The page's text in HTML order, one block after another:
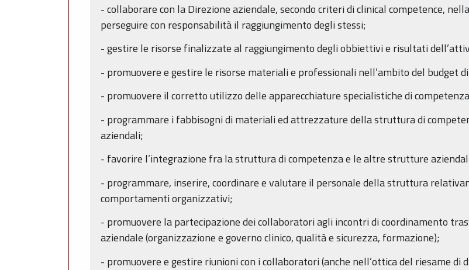
- collaborare con la Direzione aziendale, secondo criteri di clinical competence,
perseguire con responsabilità il raggiungimento degli stessi;
- gestire le risorse finalizzate al raggiungimento degli obbiettivi e risultati
- promuovere e gestire le risorse materiali e professionali nell’ambito del budget
- promuovere il corretto utilizzo delle apparecchiature specialistiche di
- programmare i fabbisogni di materiali ed attrezzature della struttura di
aziendali;
- favorire l’integrazione fra la struttura di competenza e le altre strutture
- programmare, inserire, coordinare e valutare il personale della struttura
comportamenti organizzativi;
- promuovere la partecipazione dei collaboratori agli incontri di coordinamento
aziendale (organizzazione e governo clinico, qualità e sicurezza, formazione);
- promuovere e gestire riunioni con i collaboratori (anche nell’ottica del riesame